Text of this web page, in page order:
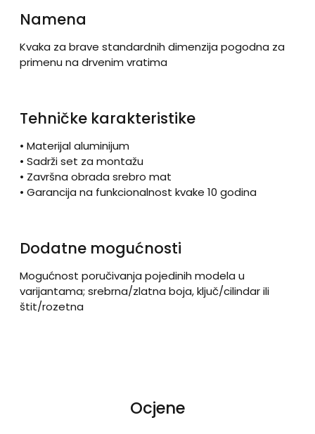
Namena
Kvaka za brave standardnih dimenzija pogodna za
primenu na drvenim vratima
Tehničke karakteristike
• Materijal aluminijum
• Sadrži set za montažu
• Završna obrada srebro mat
• Garancija na funkcionalnost kvake 10 godina
Dodatne mogućnosti
Mogućnost poručivanja pojedinih modela u
varijantama; srebrna/zlatna boja, ključ/cilindar ili
štit/rozetna
Ocjene